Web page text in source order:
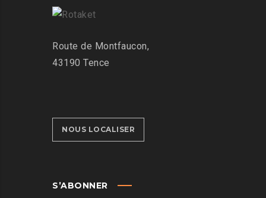
Route de Montfaucon,
43190 Tence
NOUS LOCALISER
S’ABONNER